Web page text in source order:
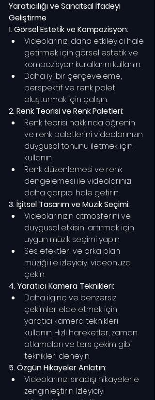
Yaratıcılığı ve Sanatsal İfadeyi
Geliştirme
1. Görsel Estetik ve Kompozisyon:
Videolarınızı daha etkileyici hale
getirmek için görsel estetik ve
kompozisyon kurallarını kullanın.
Daha iyi bir çerçeveleme,
perspektif ve renk paleti
oluşturmak için çalışın.
2. Renk Teorisi ve Renk Paletleri:
Renk teorisi hakkında öğrenin
ve renk paletlerini videolarınızın
duygusal tonunu iletmek için
kullanın.
Renk düzenlemesi ve renk
dengelemesi ile videolarınızı
daha çarpıcı hale getirin.
3. İşitsel Tasarım ve Müzik Seçimi:
Videolarınızın atmosferini ve
duygusal etkisini artırmak için
uygun müzik seçimi yapın.
Ses efektleri ve arka plan
müziği ile izleyiciyi videonuza
çekin.
4. Yaratıcı Kamera Teknikleri:
Daha ilginç ve benzersiz
çekimler elde etmek için
yaratıcı kamera teknikleri
kullanın. Hızlı hareketler, zaman
atlamaları ve ters çekim gibi
teknikleri deneyin.
5. Özgün Hikayeler Anlatın:
Videolarınızı sıradışı hikayelerle
zenginleştirin. İzleyiciyi